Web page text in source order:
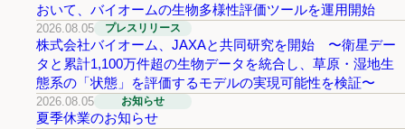
おいて、バイオームの生物多様性評価ツールを運用開始
2026.08.05 プレスリリース
株式会社バイオーム、JAXAと共同研究を開始 〜衛星デー
タと累計1,100万件超の生物データを統合し、草原・湿地生
態系の「状態」を評価するモデルの実現可能性を検証〜
2026.08.05 お知らせ
夏季休業のお知らせ